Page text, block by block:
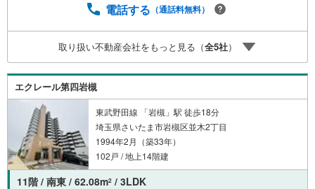
303万円※2026年7月末実行分まで（審査・要件がありま
ウスのライフパートナーが直接ご対応ライフプランニン
グ、かけつけサポート、Club Offプレミアムなど多彩なサー
ビスがございます
電話する （通話料無料）
取り扱い不動産会社をもっと見る（全5社）
エクレール第四岩槻
東武野田線 「岩槻」駅 徒歩18分
埼玉県さいたま市岩槻区並木2丁目
1994年2月（築33年）
102戸 / 地上14階建
11階 / 南東 / 62.08m2 / 3LDK